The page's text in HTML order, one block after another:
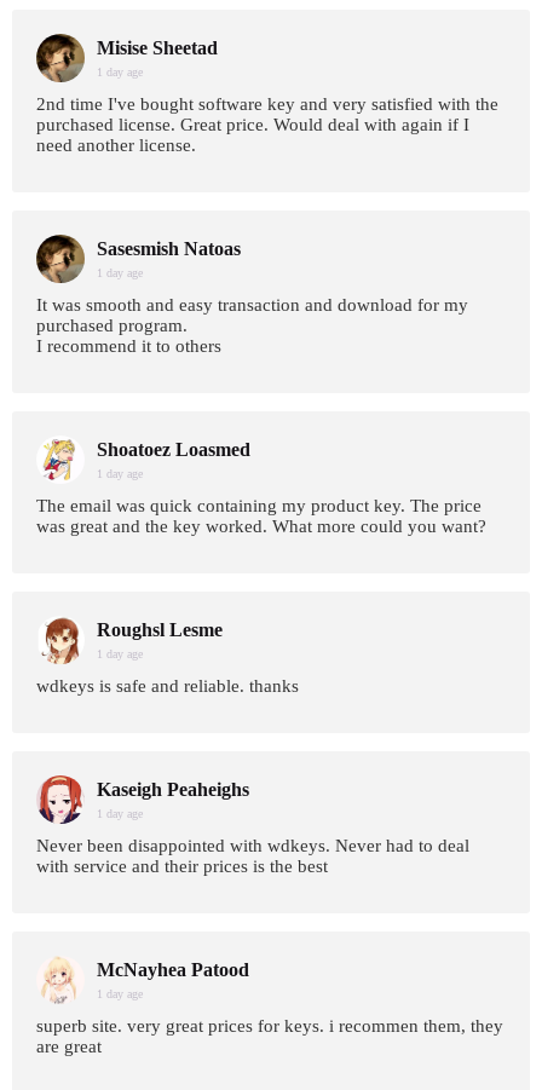
Misise Sheetad
1 day age
2nd time I've bought software key and very satisfied with the
purchased license. Great price. Would deal with again if I
need another license.
Sasesmish Natoas
1 day age
It was smooth and easy transaction and download for my
purchased program.
I recommend it to others
Shoatoez Loasmed
1 day age
The email was quick containing my product key. The price
was great and the key worked. What more could you want?
Roughsl Lesme
1 day age
wdkeys is safe and reliable. thanks
Kaseigh Peaheighs
1 day age
Never been disappointed with wdkeys. Never had to deal
with service and their prices is the best
McNayhea Patood
1 day age
superb site. very great prices for keys. i recommen them, they
are great